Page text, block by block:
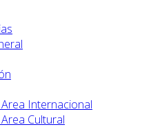
Internacional
Cultural